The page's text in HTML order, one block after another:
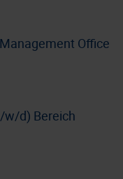
Office
d) Bereich